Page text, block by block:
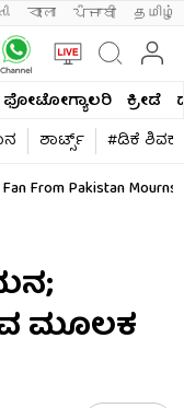
বাংলা ਪੰਜਾਬੀ தமிழ்
ಫೋಟೋಗ್ಯಾಲರಿ ಕ್ರೀಡೆ
ಶಾರ್ಟ್ಸ್​
#ಡಿಕೆ
From Pakistan
ಮೂಲಕ